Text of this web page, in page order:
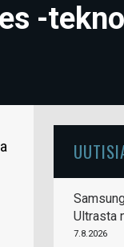
-
Ultrasta
7.8.2026